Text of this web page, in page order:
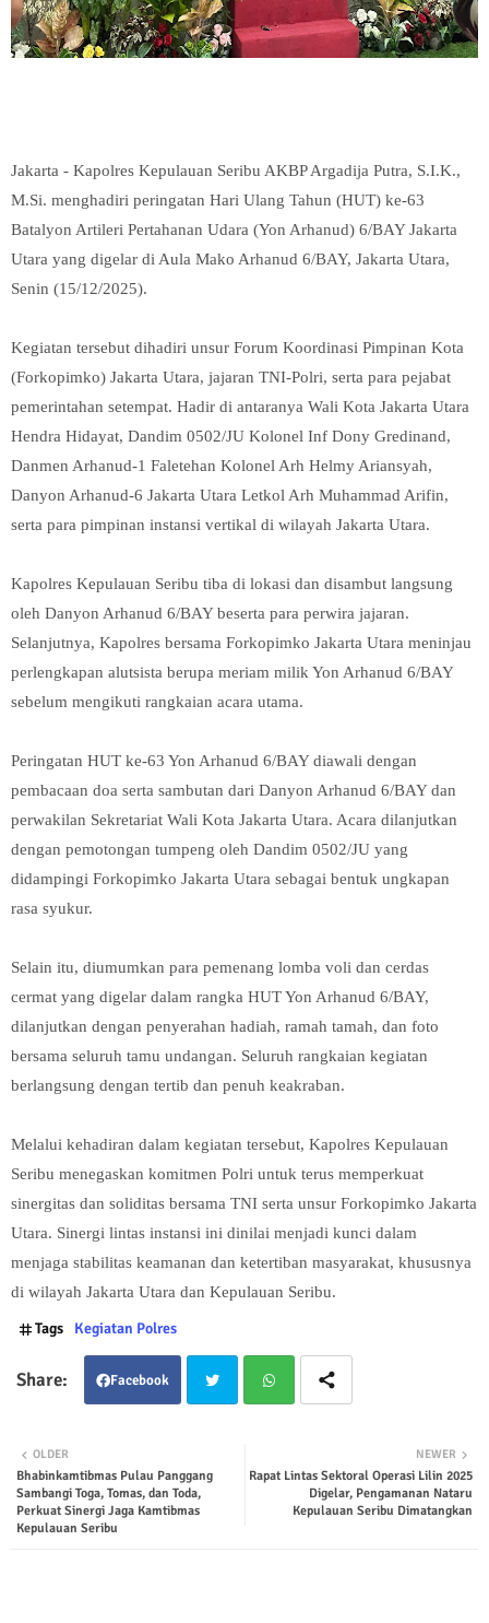
Jakarta - Kapolres Kepulauan Seribu AKBP Argadija Putra, S.I.K.,
M.Si. menghadiri peringatan Hari Ulang Tahun (HUT) ke-63
Batalyon Artileri Pertahanan Udara (Yon Arhanud) 6/BAY Jakarta
Utara yang digelar di Aula Mako Arhanud 6/BAY, Jakarta Utara,
Senin (15/12/2025).
Kegiatan tersebut dihadiri unsur Forum Koordinasi Pimpinan Kota
(Forkopimko) Jakarta Utara, jajaran TNI-Polri, serta para pejabat
pemerintahan setempat. Hadir di antaranya Wali Kota Jakarta Utara
Hendra Hidayat, Dandim 0502/JU Kolonel Inf Dony Gredinand,
Danmen Arhanud-1 Faletehan Kolonel Arh Helmy Ariansyah,
Danyon Arhanud-6 Jakarta Utara Letkol Arh Muhammad Arifin,
serta para pimpinan instansi vertikal di wilayah Jakarta Utara.
Kapolres Kepulauan Seribu tiba di lokasi dan disambut langsung
oleh Danyon Arhanud 6/BAY beserta para perwira jajaran.
Selanjutnya, Kapolres bersama Forkopimko Jakarta Utara meninjau
perlengkapan alutsista berupa meriam milik Yon Arhanud 6/BAY
sebelum mengikuti rangkaian acara utama.
Peringatan HUT ke-63 Yon Arhanud 6/BAY diawali dengan
pembacaan doa serta sambutan dari Danyon Arhanud 6/BAY dan
perwakilan Sekretariat Wali Kota Jakarta Utara. Acara dilanjutkan
dengan pemotongan tumpeng oleh Dandim 0502/JU yang
didampingi Forkopimko Jakarta Utara sebagai bentuk ungkapan
rasa syukur.
Selain itu, diumumkan para pemenang lomba voli dan cerdas
cermat yang digelar dalam rangka HUT Yon Arhanud 6/BAY,
dilanjutkan dengan penyerahan hadiah, ramah tamah, dan foto
bersama seluruh tamu undangan. Seluruh rangkaian kegiatan
berlangsung dengan tertib dan penuh keakraban.
Melalui kehadiran dalam kegiatan tersebut, Kapolres Kepulauan
Seribu menegaskan komitmen Polri untuk terus memperkuat
sinergitas dan soliditas bersama TNI serta unsur Forkopimko Jakarta
Utara. Sinergi lintas instansi ini dinilai menjadi kunci dalam
menjaga stabilitas keamanan dan ketertiban masyarakat, khususnya
di wilayah Jakarta Utara dan Kepulauan Seribu.
Tags Kegiatan Polres
Facebook
ter tsap
NEWER
Rapat Lintas Sektoral Operasi Lilin 2025
Digelar, Pengamanan Nataru
Kepulauan Seribu Dimatangkan
OLDER
Bhabinkamtibmas Pulau Panggang
Sambangi Toga, Tomas, dan Toda,
Perkuat Sinergi Jaga Kamtibmas
Kepulauan Seribu